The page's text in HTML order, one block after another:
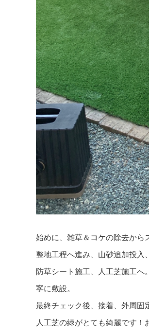
始めに、雑草＆コケの除去から
整地工程へ進み、山砂追加投入
防草シート施工、人工芝施工
寧に敷設。
最終チェック後、接着、外周
人工芝の緑がとても綺麗です